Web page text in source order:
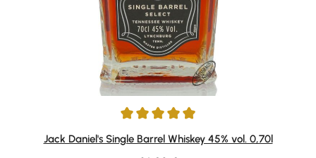
Durchschnittliche Bewertung von 4.88 von 5 Sternen
Jack Daniel's Single Barrel Whiskey 45% vol. 0,70l